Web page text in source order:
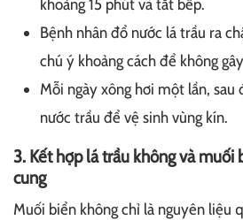
khoảng 15 phút và tắt bếp.
Bệnh nhân đổ nước lá trầu ra
chú ý khoảng cách để không
Mỗi ngày xông hơi một lần, sau
nước trầu để vệ sinh vùng kín.
3. Kết hợp lá trầu không và muối
cung
Muối biển không chỉ là nguyên liệu